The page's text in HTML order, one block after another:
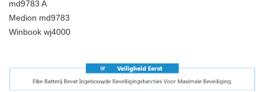
md9783 A
Medion md9783
Winbook wj4000